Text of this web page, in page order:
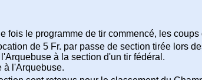
fois le programme de tir commencé, les
de 5 Fr. par passe de section tirée lors
à la section d'un tir fédéral.
à l'Arquebuse.